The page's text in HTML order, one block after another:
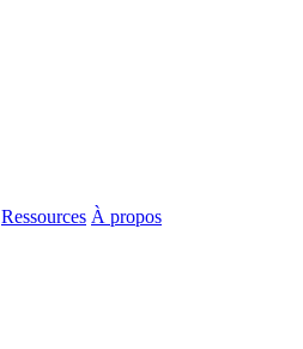
Ressources À propos